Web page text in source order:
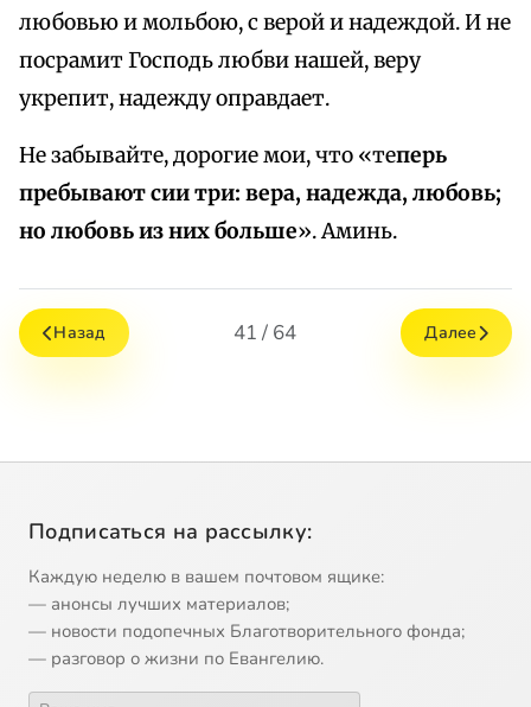
любовью и мольбою, с верой и надеждой. И не
посрамит Господь любви нашей, веру
укрепит, надежду оправдает.
Не забывайте, дорогие мои, что «теперь
пребывают сии три: вера, надежда, любовь;
но любовь из них больше». Аминь.
Назад 41 / 64 Далее
Подписаться на рассылку:
Каждую неделю в вашем почтовом ящике:
— анонсы лучших материалов;
— новости подопечных Благотворительного фонда;
— разговор о жизни по Евангелию.